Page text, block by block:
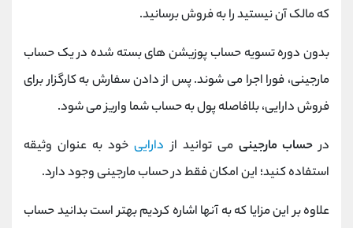
که مالک آن نیستید را به فروش برسانید.
بدون دوره تسویه حساب پوزیشن ‌های بسته شده در یک حساب
مارجینی، فورا اجرا می ‌شوند. پس از دادن سفارش به کارگزار برای
فروش دارایی، بلافاصله پول به حساب شما واریز می ‌شود.
درحساب مارجینی می توانید از داراییخود به عنوان وثیقه
استفاده کنید؛ این امکان فقط در حساب مارجینی وجود دارد.
علاوه بر این مزایا که به آنها اشاره کردیم بهتر است بدانید حساب